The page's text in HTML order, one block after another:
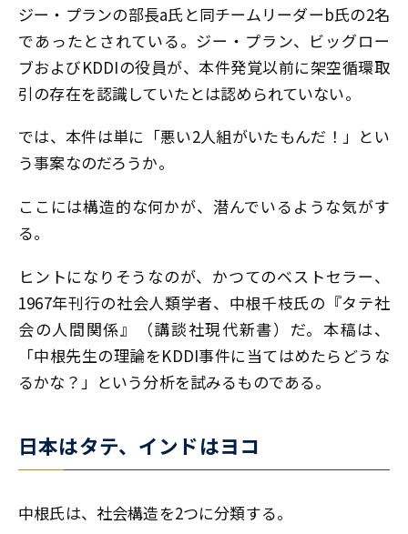
ジー・プランの部長a氏と同チームリーダーb氏の2名
であったとされている。ジー・プラン、ビッグロー
ブおよびKDDIの役員が、本件発覚以前に架空循環取
引の存在を認識していたとは認められていない。
では、本件は単に「悪い2人組がいたもんだ！」とい
う事案なのだろうか。
ここには構造的な何かが、潜んでいるような気がす
る。
ヒントになりそうなのが、かつてのベストセラー、
1967年刊行の社会人類学者、中根千枝氏の『タテ社
会の人間関係』（講談社現代新書）だ。本稿は、
「中根先生の理論をKDDI事件に当てはめたらどうな
るかな？」という分析を試みるものである。
日本はタテ、インドはヨコ
中根氏は、社会構造を2つに分類する。